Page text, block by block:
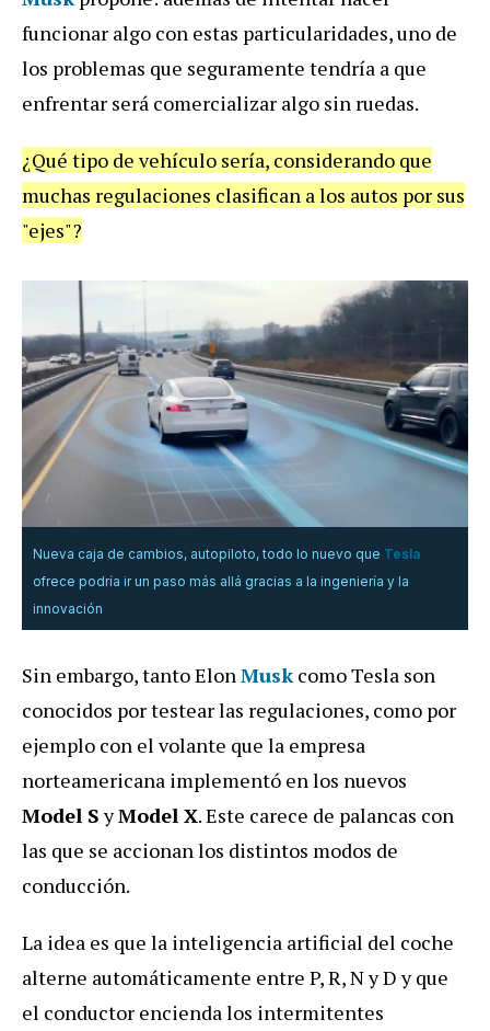
funcionar algo con estas particularidades, uno de
los problemas que seguramente tendría a que
enfrentar será comercializar algo sin ruedas.
¿Qué tipo de vehículo sería, considerando que
muchas regulaciones clasifican a los autos por sus
"ejes"?
Nueva caja de cambios, autopiloto, todo lo nuevo que Tesla
ofrece podría ir un paso más allá gracias a la ingeniería y la
innovación
Sin embargo, tanto ElonMuskcomo Tesla son
conocidos por testear las regulaciones, como por
ejemplo con el volante que la empresa
norteamericana implementó en los nuevos
Model SyModel X. Este carece de palancas con
las que se accionan los distintos modos de
conducción.
La idea es que la inteligencia artificial del coche
alterne automáticamente entre P, R, N y D y que
el conductor encienda los intermitentes